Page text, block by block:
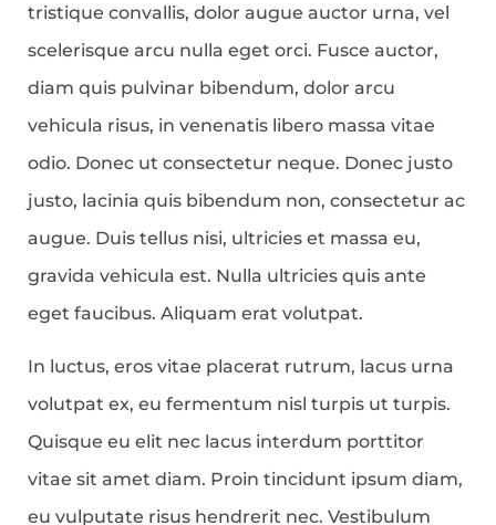
tristique convallis, dolor augue auctor urna, vel
scelerisque arcu nulla eget orci. Fusce auctor,
diam quis pulvinar bibendum, dolor arcu
vehicula risus, in venenatis libero massa vitae
odio. Donec ut consectetur neque. Donec justo
justo, lacinia quis bibendum non, consectetur ac
augue. Duis tellus nisi, ultricies et massa eu,
gravida vehicula est. Nulla ultricies quis ante
eget faucibus. Aliquam erat volutpat.
In luctus, eros vitae placerat rutrum, lacus urna
volutpat ex, eu fermentum nisl turpis ut turpis.
Quisque eu elit nec lacus interdum porttitor
vitae sit amet diam. Proin tincidunt ipsum diam,
eu vulputate risus hendrerit nec. Vestibulum